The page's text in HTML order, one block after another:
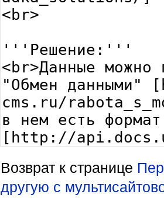
Возврат к странице
другую с